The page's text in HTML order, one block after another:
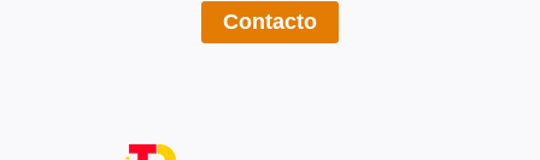
Contacto